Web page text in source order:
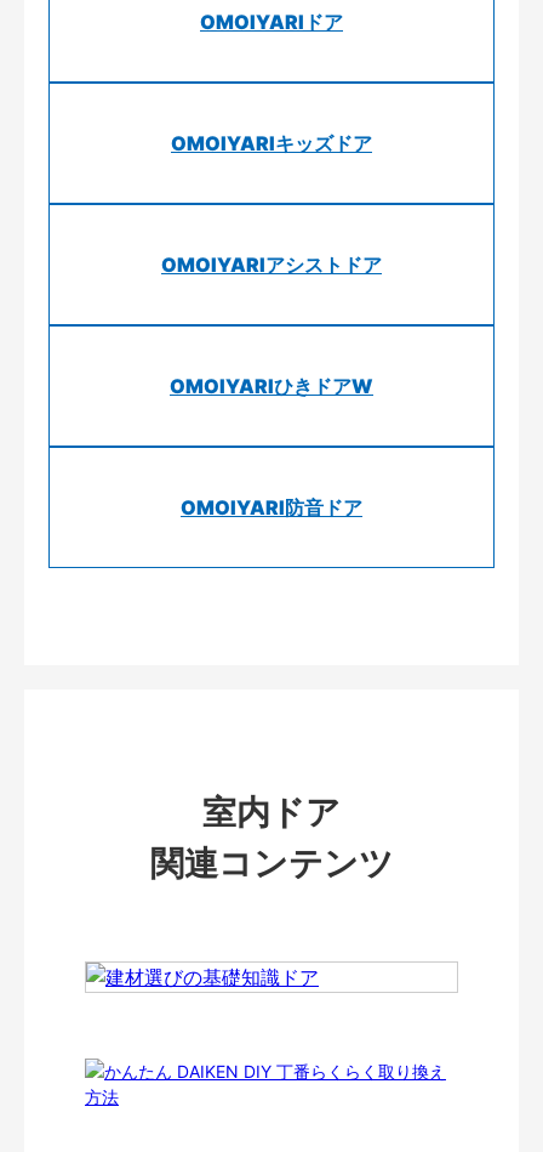
OMOIYARIドア
OMOIYARIキッズドア
OMOIYARIアシストドア
OMOIYARIひきドアW
OMOIYARI防音ドア
室内ドア
関連コンテンツ